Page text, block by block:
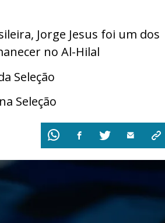
Jorge Jesus foi um dos
no Al-Hilal
Seleção
Seleção